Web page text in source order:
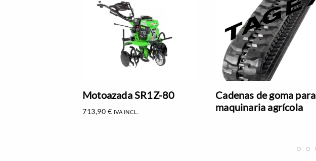
Motoazada SR1Z-80
713,90 € IVA INCL.
Cadenas de goma para
maquinaria agrícola